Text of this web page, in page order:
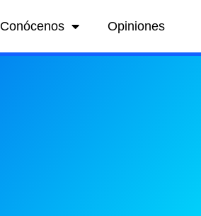
Conócenos Opiniones